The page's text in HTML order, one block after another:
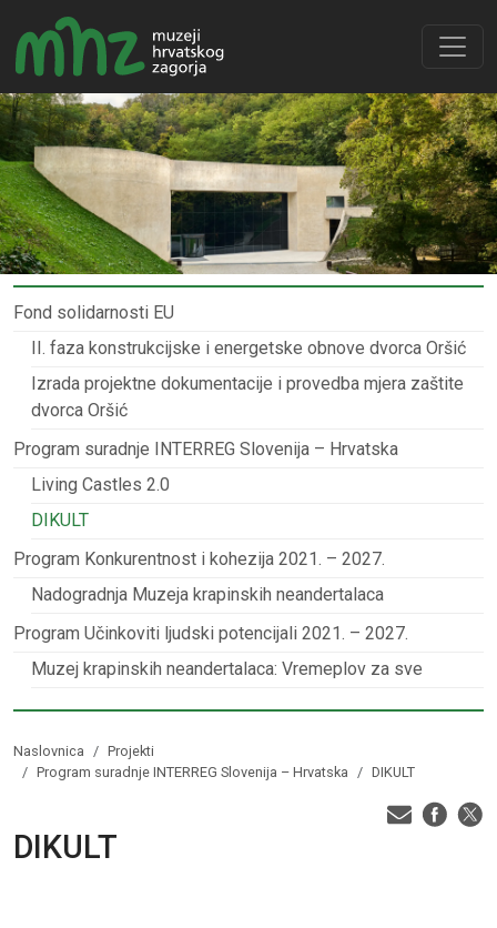
Fond solidarnosti EU
II. faza konstrukcijske i energetske obnove dvorca Oršić
Izrada projektne dokumentacije i provedba mjera zaštite
dvorca Oršić
Program suradnje INTERREG Slovenija – Hrvatska
Living Castles 2.0
DIKULT
Program Konkurentnost i kohezija 2021. – 2027.
Nadogradnja Muzeja krapinskih neandertalaca
Program Učinkoviti ljudski potencijali 2021. – 2027.
Muzej krapinskih neandertalaca: Vremeplov za sve
Naslovnica
Projekti
Program suradnje INTERREG Slovenija – Hrvatska
DIKULT
DIKULT